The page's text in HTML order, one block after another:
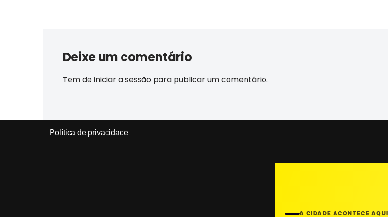
Deixe um comentário
Tem deiniciar a sessão para publicar um comentário.
Política de privacidade
A CIDADE ACONTECE AQUI